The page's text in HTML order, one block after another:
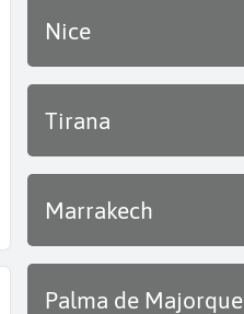
Nice
Tirana
Marrakech
Palma de Majorque